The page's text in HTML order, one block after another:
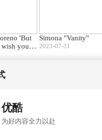
'But
you lo
Simona "Vanity"
2023-07-31
优酷
为好内容全力以赴